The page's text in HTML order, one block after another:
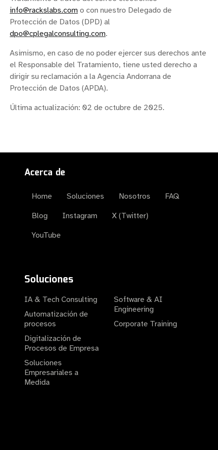
info@rackslabs.com o con nuestro Delegado de
Protección de Datos (DPD) al
dpo@cplegalconsulting.com.
Asimismo, en caso de no poder ejercer sus derechos ante
el Responsable del Tratamiento, tiene usted derecho a
dirigir su reclamación a la Agencia Andorrana de
Protección de Datos (APDA).
Última actualización: 02 de octubre de 2025.
Acerca de
Home Soluciones Nosotros
FAQ
Blog
Instagram
X (Twitter)
YouTube
Soluciones
IA & Tech Consulting
Automatización de
procesos
Digitalización de
Procesos de Empresa
Soluciones
Empresariales a
Medida
Software & AI
Engineering
Corporate Training